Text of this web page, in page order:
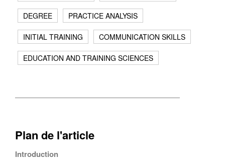
DEGREE PRACTICE ANALYSIS
INITIAL TRAINING COMMUNICATION SKILLS
EDUCATION AND TRAINING SCIENCES
Plan de l'article
Introduction